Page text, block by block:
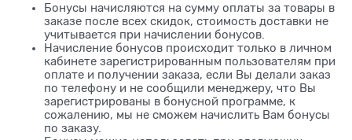
Бонусы начисляются на сумму оплаты за товары в
заказе после всех скидок, стоимость доставки не
учитывается при начислении бонусов.
Начисление бонусов происходит только в личном
кабинете зарегистрированным пользователям при
оплате и получении заказа, если Вы делали заказ
по телефону и не сообщили менеджеру, что Вы
зарегистрированы в бонусной программе, к
сожалению, мы не сможем начислить Вам бонусы
по заказу.